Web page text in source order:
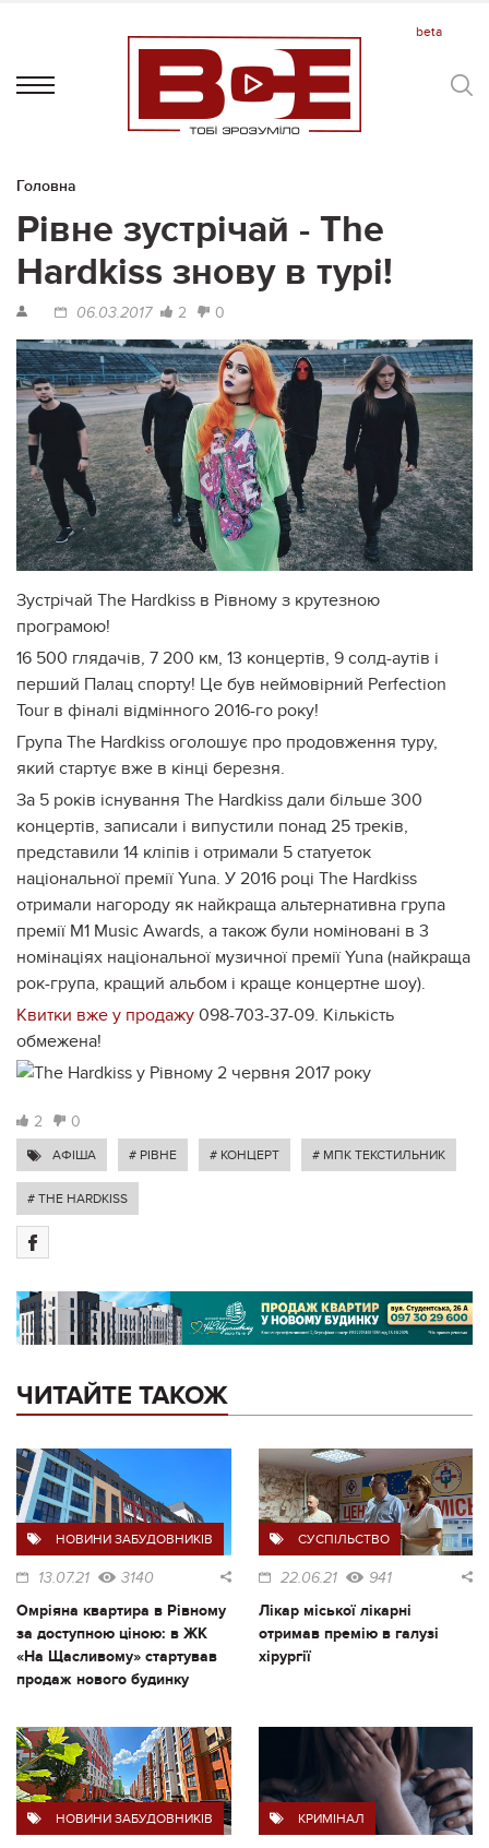
Головна
Рівне зустрічай - The
Hardkiss знову в турі!
06.03.2017 2 0
Зустрічай The Hardkiss в Рівному з крутезною
програмою!
16 500 глядачів, 7 200 км, 13 концертів, 9 солд-аутів і
перший Палац спорту! Це був неймовірний Perfection
Tour в фіналі відмінного 2016-го року!
Група The Hardkiss оголошує про продовження туру,
який стартує вже в кінці березня.
За 5 років існування The Hardkiss дали більше 300
концертів, записали і випустили понад 25 треків,
представили 14 кліпів і отримали 5 статуеток
національної премії Yuna. У 2016 році The Hardkiss
отримали нагороду як найкраща альтернативна група
премії M1 Music Awards, а також були номіновані в 3
номінаціях національної музичної премії Yuna (найкраща
рок-група, кращий альбом і краще концертне шоу).
Квитки вже у продажу 098-703-37-09. Кількість
обмежена!
2 0
АФІША # РІВНЕ # КОНЦЕРТ # МПК ТЕКСТИЛЬНИК
# THE HARDKISS
ЧИТАЙТЕ ТАКОЖ
НОВИНИ ЗАБУДОВНИКІВ
13.07.21 3140
Омріяна квартира в Рівному
за доступною ціною: в ЖК
«На Щасливому» стартував
продаж нового будинку
СУСПІЛЬСТВО
22.06.21 941
Лікар міської лікарні
отримав премію в галузі
хірургії
НОВИНИ ЗАБУДОВНИКІВ КРИМІНАЛ